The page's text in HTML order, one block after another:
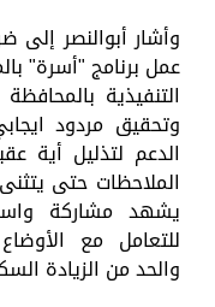
وأشار أبوالنصر إلى
عمل برنامج "أسرة"
التنفيذية
وتحقيق مردود
الدعم لتذليل أية
الملاحظات حتى
يشهد مشاركة
للتعامل مع
والحد من الزيادة